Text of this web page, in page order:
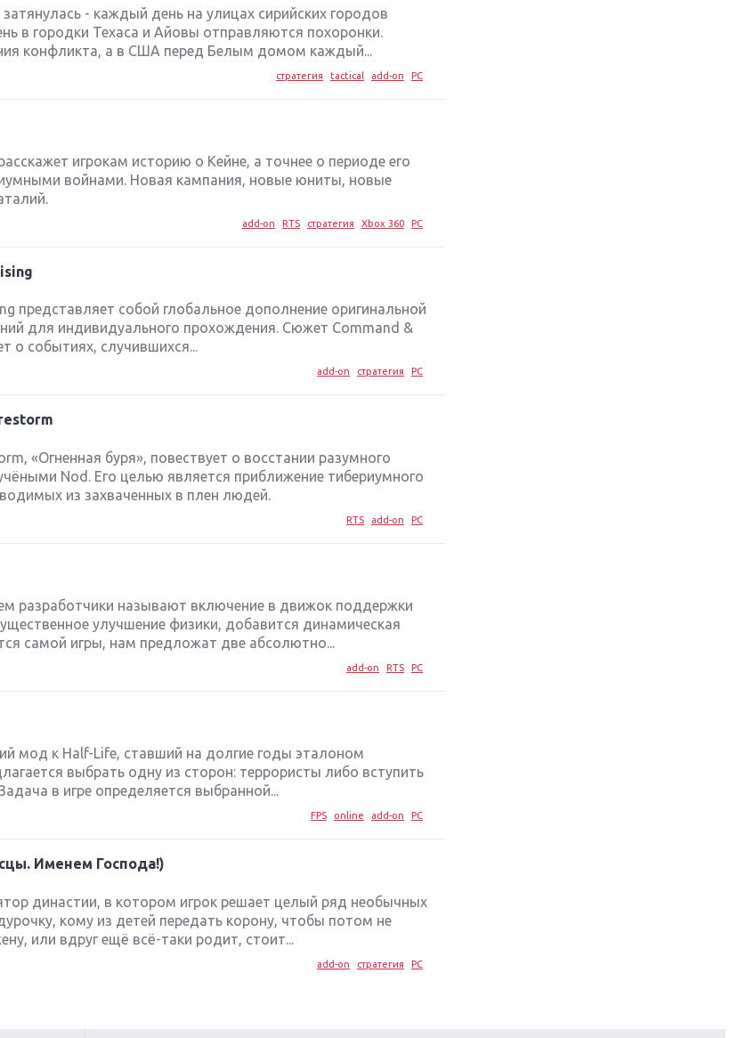
- каждый день на улицах сирийских городов
в городки Техаса и Айовы отправляются похоронки.
конфликта, а в США перед Белым домом каждый...
стратегия tactical add-on PC
игрокам историю о Кейне, а точнее о периоде его
войнами. Новая кампания, новые юниты, новые
add-on RTS стратегия Xbox 360 PC
представляет собой глобальное дополнение оригинальной
для индивидуального прохождения. Сюжет Command &
о событиях, случившихся...
add-on стратегия PC
«Огненная буря», повествует о восстании разумного
Nod. Его целью является приближение тибериумного
из захваченных в плен людей.
RTS add-on PC
разработчики называют включение в движок поддержки
улучшение физики, добавится динамическая
самой игры, нам предложат две абсолютно...
add-on RTS PC
мод к Half-Life, ставший на долгие годы эталоном
выбрать одну из сторон: террористы либо вступить
в игре определяется выбранной...
FPS online add-on PC
Именем Господа!)
династии, в котором игрок решает целый ряд необычных
кому из детей передать корону, чтобы потом не
или вдруг ещё всё-таки родит, стоит...
add-on стратегия PC